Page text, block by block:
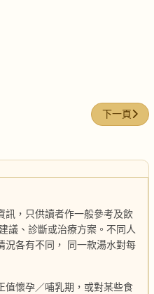
下一篇文章
下一頁
訊，只供讀者作一般參考及飲
議、診斷或治療方案。不同人
況各有不同， 同一款湯水對每
值懷孕／哺乳期，或對某些食